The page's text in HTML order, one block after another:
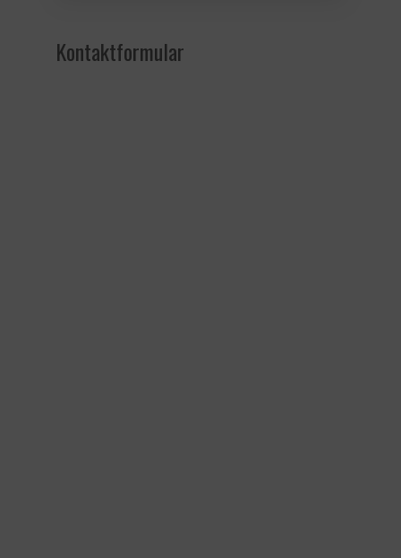
Kontaktformular